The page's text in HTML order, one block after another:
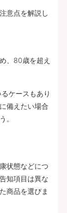
意点を解説し
、80歳を超え
ケースもあり
備えたい場合
。
状態などにつ
知項目は異な
商品を選びま